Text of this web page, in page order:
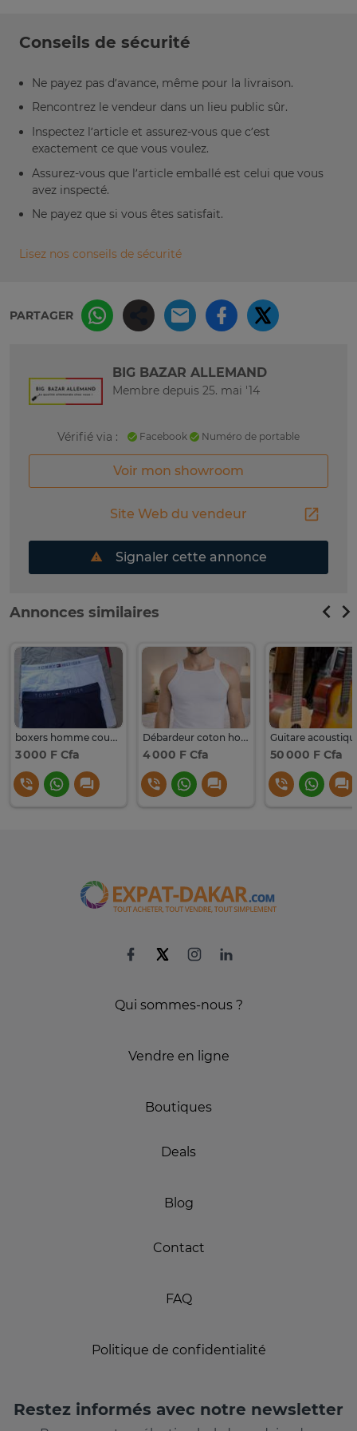
Conseils de sécurité
Ne payez pas d’avance, même pour la livraison.
Rencontrez le vendeur dans un lieu public sûr.
Inspectez l’article et assurez-vous que c’est
exactement ce que vous voulez.
Assurez-vous que l’article emballé est celui que vous
avez inspecté.
Ne payez que si vous êtes satisfait.
Lisez nos conseils de sécurité
PARTAGER
BIG BAZAR ALLEMAND
Membre depuis 25. mai '14
Vérifié via : Facebook Numéro de portable
Voir mon showroom
Site Web du vendeur
Signaler cette annonce
Annonces similaires
boxers homme coupe ajustée
3 000 F Cfa
Débardeur coton homme coupe ajustée
4 000 F Cfa 50 000 F Cfa
Qui sommes-nous ?
Vendre en ligne
Boutiques
Deals
Blog
Contact
FAQ
Politique de confidentialité
Restez informés avec notre newsletter